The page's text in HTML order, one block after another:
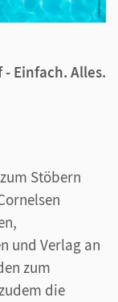
Einfach. Alles.
Stöbern
und Verlag an
zum
die